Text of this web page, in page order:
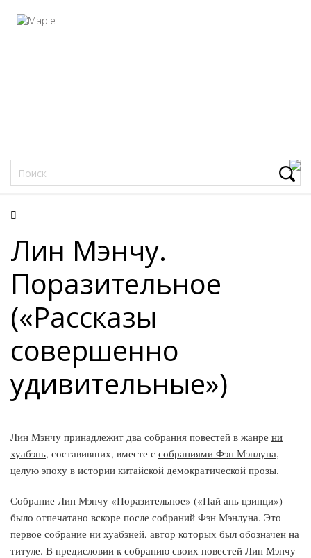
Лин Мэнчу.
Поразительное
(«Рассказы
совершенно
удивительные»)
Лин Мэнчу принадлежит два собрания повестей в жанре ни
хуабэнь, составивших, вместе с собраниями Фэн Мэнлуна,
целую эпоху в истории китайской демо­кратической прозы.
Собрание Лин Мэнчу «Поразительное» («Пай ань цзинци»)
было отпечатано вскоре после собраний Фэн Мэнлуна. Это
первое собрание ни хуабэней, автор которых был обозначен на
титуле. В предисловии к собра­нию своих повестей Лин Мэнчу